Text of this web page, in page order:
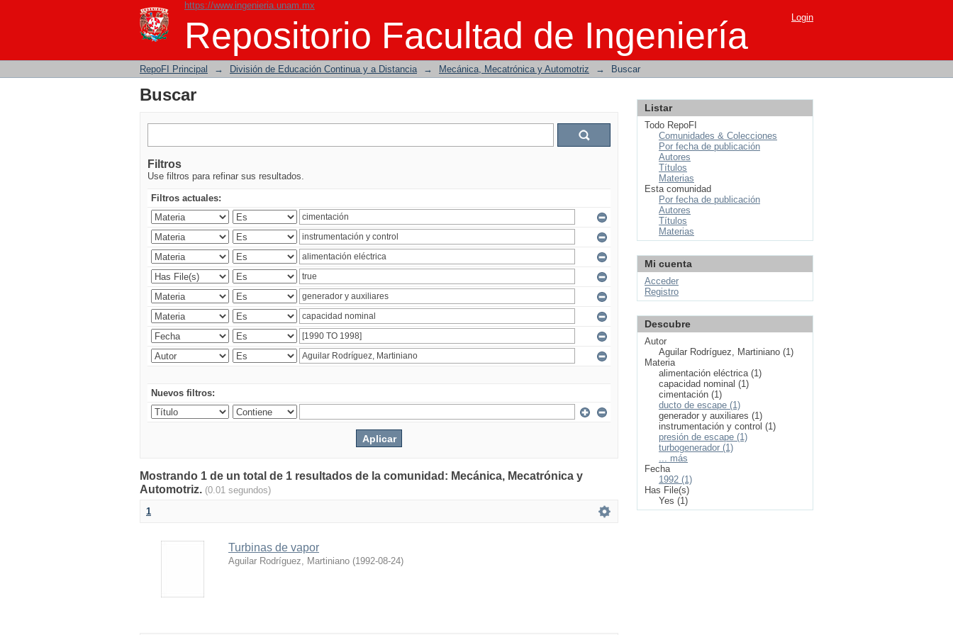
https://www.ingenieria.unam.mx
Repositorio Facultad de Ingeniería
Buscar Login
RepoFI Principal → División de Educación Continua y a Distancia → Mecánica, Mecatrónica y Automotriz → Buscar
Buscar
Filtros
Use filtros para refinar sus resultados.
Filtros actuales:
Nuevos filtros:
Mostrando 1 de un total de 1 resultados de la comunidad: Mecánica, Mecatrónica y
Automotriz. (0.01 segundos)
1
Turbinas de vapor
Aguilar Rodríguez, Martiniano (1992-08-24)
Listar
Todo RepoFI
Comunidades & Colecciones
Por fecha de publicación
Autores
Títulos
Materias
Esta comunidad
Por fecha de publicación
Autores
Títulos
Materias
Mi cuenta
Acceder
Registro
Descubre
Autor
Aguilar Rodríguez, Martiniano (1)
Materia
alimentación eléctrica (1)
capacidad nominal (1)
cimentación (1)
ducto de escape (1)
generador y auxiliares (1)
instrumentación y control (1)
presión de escape (1)
turbogenerador (1)
... más
Fecha
1992 (1)
Has File(s)
Yes (1)